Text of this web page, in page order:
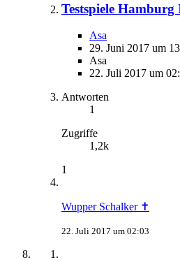
Testspiele Hamburg
Asa
29. Juni 2017 um
Asa
22. Juli 2017 um
Antworten
1
Zugriffe
1,2k
1
Wupper Schalker ✝
22. Juli 2017 um 02:03